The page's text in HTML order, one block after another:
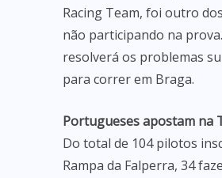
Racing Team, foi outro
não participando na
resolverá os problemas
para correr em Braga.
Portugueses apostam na
Do total de 104 pilotos
Rampa da Falperra, 34